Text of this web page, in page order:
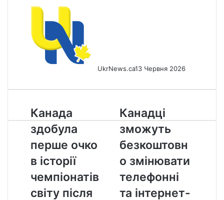
UkrNews.ca13 Червня 2026
Канада
здобула
перше
очко
в
історії
чемпіонатів
світу
після
Канада
здобула
перше очко
в історії
чемпіонатів
світу після
Канадці
зможуть
безкоштовно
змінювати
телефонні
та
тарифи
вже
Канадці
зможуть
безкоштовн
о змінювати
телефонні
та інтернет-